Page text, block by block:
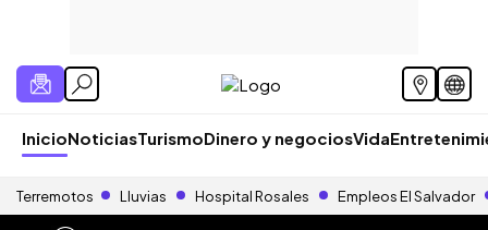
InicioNoticiasTurismoDinero y negociosVida
Terremotos Lluvias Hospital Rosales Empleos El Salvador